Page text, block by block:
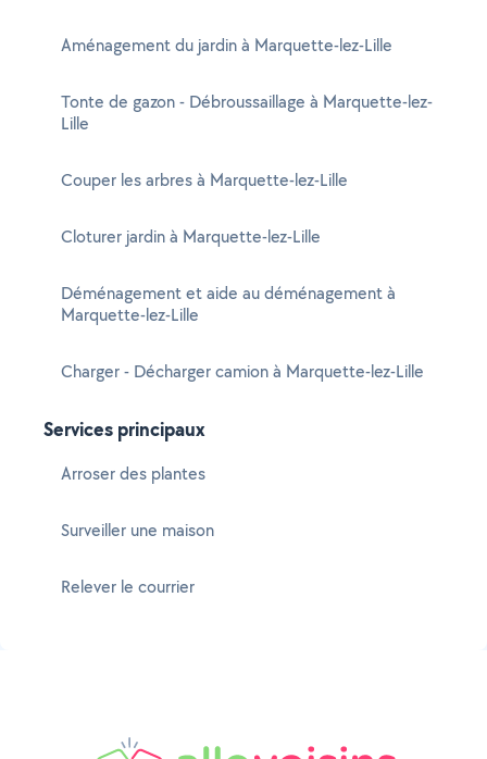
Aménagement du jardin à Marquette-lez-Lille
Tonte de gazon - Débroussaillage à Marquette-lez-
Lille
Couper les arbres à Marquette-lez-Lille
Cloturer jardin à Marquette-lez-Lille
Déménagement et aide au déménagement à
Marquette-lez-Lille
Charger - Décharger camion à Marquette-lez-Lille
Services principaux
Arroser des plantes
Surveiller une maison
Relever le courrier